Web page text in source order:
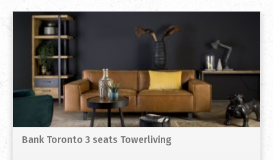
Bank Toronto 3 seats Towerliving